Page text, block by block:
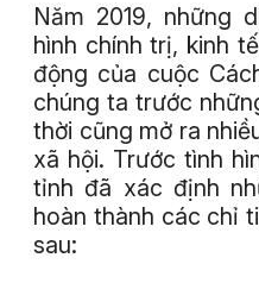
Năm 2019, những
hình chính trị, kinh
động của cuộc
chúng ta trước
thời cũng mở ra
xã hội. Trước tình
tỉnh đã xác định
hoàn thành các chỉ
sau: